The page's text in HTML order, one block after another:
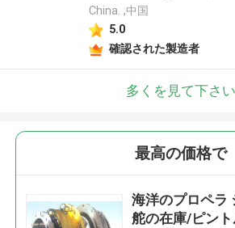
China. ,中国
5.0
確認された製造者
多くを見て下さい
最高の価格で
海洋のプロペラ
舵の在庫/ピン